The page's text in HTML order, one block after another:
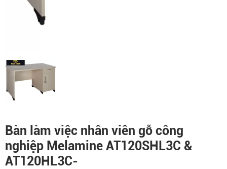
Bàn làm việc nhân viên gỗ công
nghiệp Melamine AT120SHL3C &
AT120HL3C-